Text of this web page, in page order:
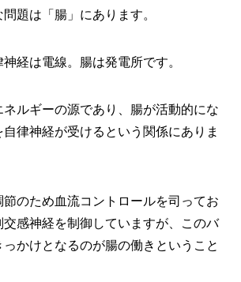
題は「腸」にあります。
経は電線。腸は発電所です。
ルギーの源であり、腸が活動的にな
律神経が受けるという関係にありま
節のため血流コントロールを司ってお
交感神経を制御していますが、このバ
かけとなるのが腸の働きということ